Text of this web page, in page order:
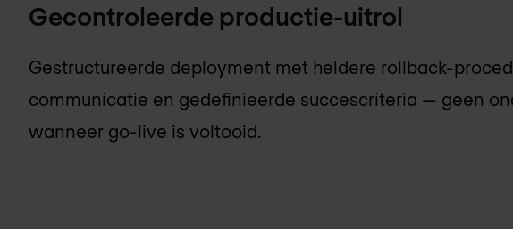
Gecontroleerde productie-uitrol
Gestructureerde deployment met heldere rollback-
communicatie en gedefinieerde succescriteria — geen
wanneer go-live is voltooid.